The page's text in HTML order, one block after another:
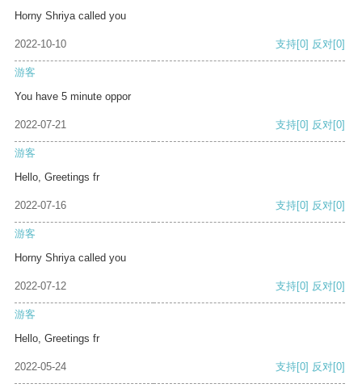
Horny Shriya called you
2022-10-10 支持[0] 反对[0]
游客
You have 5 minute oppor
2022-07-21 支持[0] 反对[0]
游客
Hello, Greetings fr
2022-07-16 支持[0] 反对[0]
游客
Horny Shriya called you
2022-07-12 支持[0] 反对[0]
游客
Hello, Greetings fr
2022-05-24 支持[0] 反对[0]